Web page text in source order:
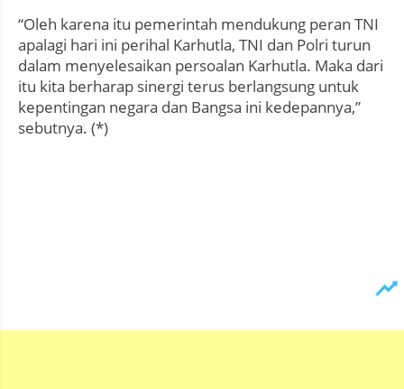
“Oleh karena itu pemerintah mendukung peran TNI
apalagi hari ini perihal Karhutla, TNI dan Polri turun
dalam menyelesaikan persoalan Karhutla. Maka dari
itu kita berharap sinergi terus berlangsung untuk
kepentingan negara dan Bangsa ini kedepannya,”
sebutnya. (*)